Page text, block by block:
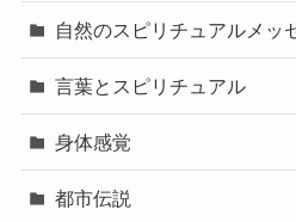
自然のスピリチュアルメッ
言葉とスピリチュアル
身体感覚
都市伝説